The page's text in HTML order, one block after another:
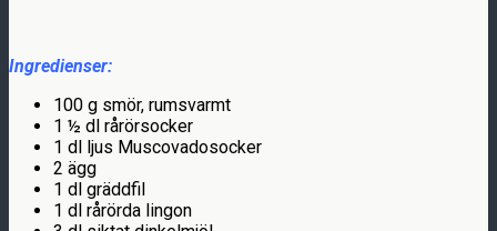
Ingredienser:
100 g smör, rumsvarmt
1 ½ dl rårörsocker
1 dl ljus Muscovadosocker
2 ägg
1 dl gräddfil
1 dl rårörda lingon